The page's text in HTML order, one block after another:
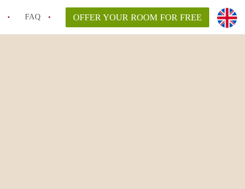
FAQ OFFER YOUR ROOM FOR FREE